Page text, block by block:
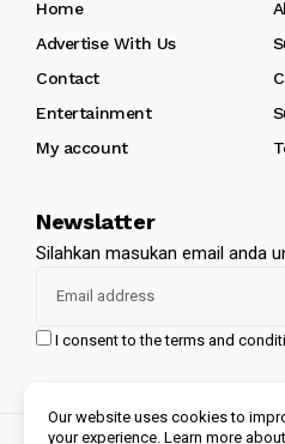
Home
Advertise With Us
Contact
Entertainment
My account
Newslatter
Silahkan masukan email anda
I consent to the terms and
Copyright 2024 Jellywp.
Our website uses cookies to
your experience. Learn more about